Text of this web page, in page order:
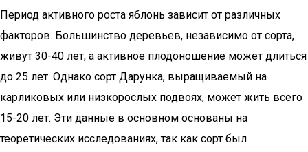
Период активного роста яблонь зависит от различных
факторов. Большинство деревьев, независимо от сорта,
живут 30-40 лет, а активное плодоношение может длиться
до 25 лет. Однако сорт Дарунка, выращиваемый на
карликовых или низкорослых подвоях, может жить всего
15-20 лет. Эти данные в основном основаны на
теоретических исследованиях, так как сорт был